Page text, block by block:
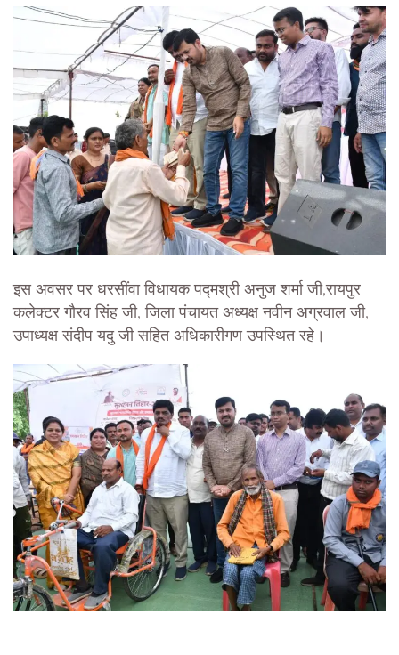
इस अवसर पर धरसींवा विधायक पद्मश्री अनुज शर्मा जी,रायपुर
कलेक्टर गौरव सिंह जी, जिला पंचायत अध्यक्ष नवीन अग्रवाल जी,
उपाध्यक्ष संदीप यदु जी सहित अधिकारीगण उपस्थित रहे।